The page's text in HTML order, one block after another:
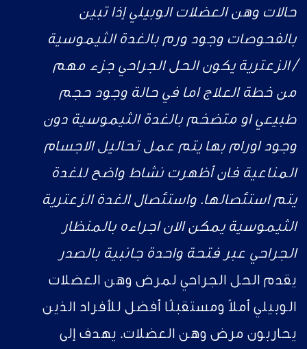
حالات وهن العضلات الوبيلي إذا تبين
بالفحوصات وجود ورم بالغدة الثيموسية
/ الزعترية يكون الحل الجراحي جزء مهم
من خطة العلاج اما في حالة وجود حجم
طبيعي او متضخم بالغدة الثيموسية دون
وجود اورام بها يتم عمل تحاليل الاجسام
المناعية فان أظهرت نشاط واضح للغدة
يتم استئصالها. واستئصال الغدة الزعترية
الثيموسية يمكن الان اجراءه بالمنظار
الجراحي عبر فتحة واحدة جانبية بالصدر
يقدم الحل الجراحي لمرض وهن العضلات
الوبيلي أملاً ومستقبلًا أفضل للأفراد الذين
يحاربون مرض وهن العضلات. يهدف إلى